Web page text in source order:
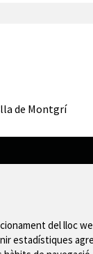
de Montgrí
del lloc
estadístiques